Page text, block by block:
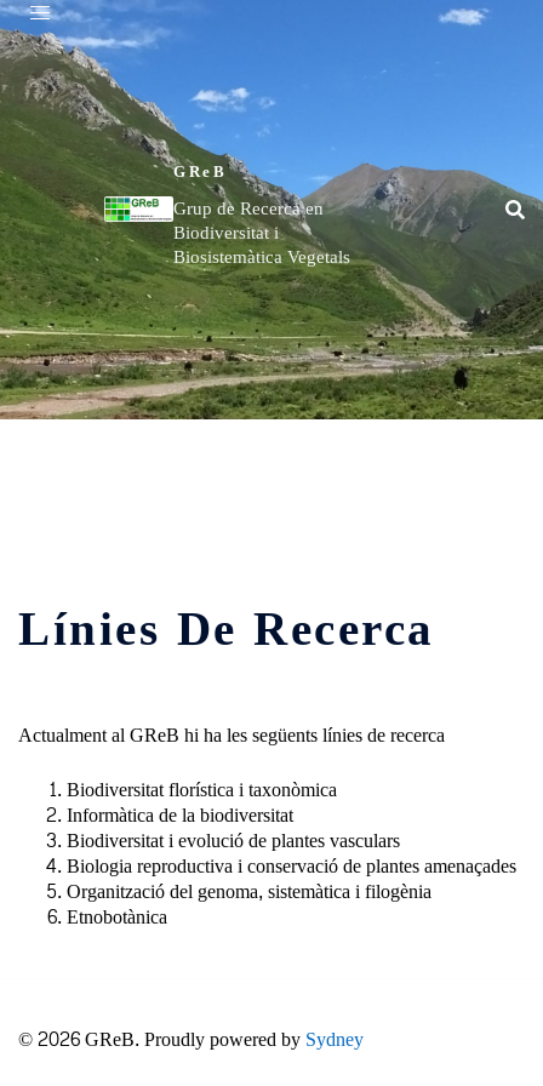
GReB
Grup de Recerca en
Biodiversitat i
Biosistemàtica Vegetals
Línies De Recerca
Actualment al GReB hi ha les següents línies de recerca
Biodiversitat florística i taxonòmica
Informàtica de la biodiversitat
Biodiversitat i evolució de plantes vasculars
Biologia reproductiva i conservació de plantes amenaçades
Organització del genoma, sistemàtica i filogènia
Etnobotànica
© 2026 GReB. Proudly powered bySydney